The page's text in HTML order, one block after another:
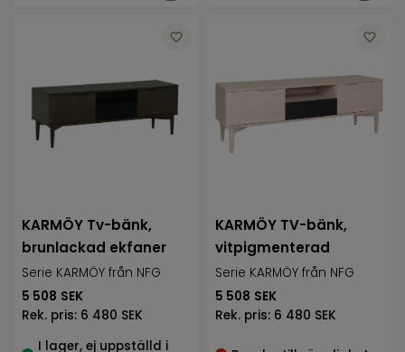
KARMÖY Tv-bänk,
brunlackad ekfaner
Serie KARMÖY från NFG
5 508 SEK
Rek. pris: 6 480 SEK
I lager, ej uppställd i
KARMÖY TV-bänk,
vitpigmenterad
Serie KARMÖY från NFG
5 508 SEK
Rek. pris: 6 480 SEK